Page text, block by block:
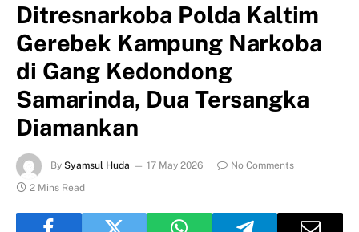
Ditresnarkoba Polda Kaltim
Gerebek Kampung Narkoba
di Gang Kedondong
Samarinda, Dua Tersangka
Diamankan
By Syamsul Huda 17 May 2026
No Comments
2 Mins Read